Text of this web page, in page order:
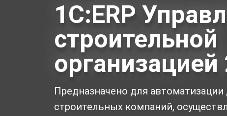
1С:ERP
строительной
организацией
Предназначено для
строительных компаний,